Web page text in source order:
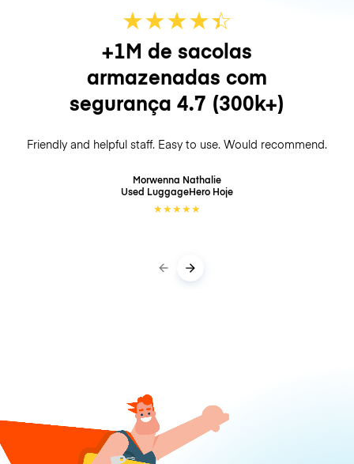
★★★★☆
★
+1M de sacolas
armazenadas com
segurança 4.7 (300k+)
Friendly and helpful staff. Easy to use. Would recommend.
Morwenna Nathalie
Used LuggageHero Hoje
★★★★★